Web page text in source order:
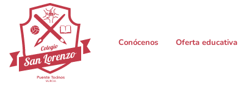
contenido
Conócenos Oferta educativa